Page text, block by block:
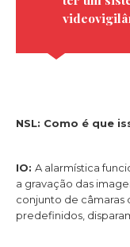
NSL: Como é que
IO: A alarmística
a gravação das
conjunto de
predefinidos,